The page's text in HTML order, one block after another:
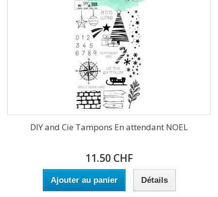
DIY and Cie Tampons En attendant NOEL
11.50 CHF
Ajouter au panier Détails